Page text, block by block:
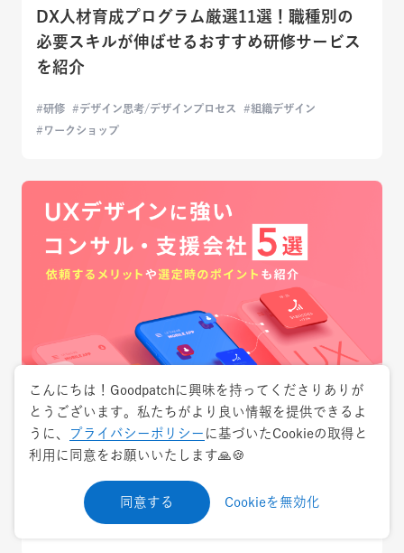
DX人材育成プログラム厳選11選！職種別の
必要スキルが伸ばせるおすすめ研修サービス
を紹介
研修 デザイン思考/デザインプロセス
組織デザイン
ワークショップ
特集 2024.8.30
UXデザインに強いコンサル・支援会社5選！
依頼するメリットや選定時のポイントも紹介
こんにちは！Goodpatchに興味を持ってくださりありが
とうございます。私たちがより良い情報を提供できるよ
うに、
プライバシーポリシー に基づいたCookieの取得と
利用に同意をお願いいたします🙏🍪
同意する Cookieを無効化